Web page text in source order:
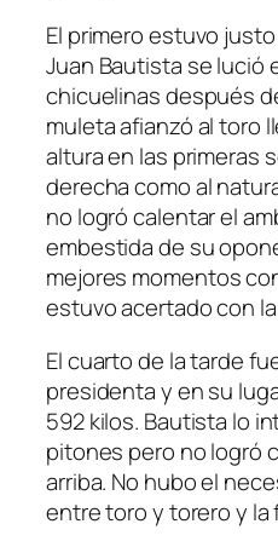
El primero estuvo
Juan Bautista se lució
chicuelinas después
muleta afianzó al toro
altura en las primeras
derecha como al
no logró calentar el
embestida de su
mejores momentos
estuvo acertado con
El cuarto de la tarde
presidenta y en su
592 kilos. Bautista lo
pitones pero no logró
arriba. No hubo el
entre toro y torero y